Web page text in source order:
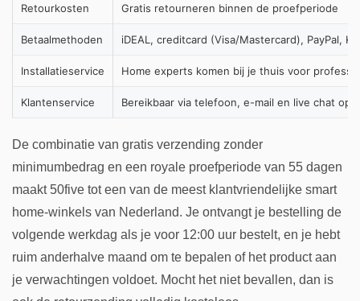
Retourkosten Gratis retourneren binnen de proefperiode
Betaalmethoden iDEAL, creditcard (Visa/Mastercard), PayPal,
Installatieservice Home experts komen bij je thuis voor
Klantenservice Bereikbaar via telefoon, e-mail en live chat op
De combinatie van gratis verzending zonder
minimumbedrag en een royale proefperiode van 55 dagen
maakt 50five tot een van de meest klantvriendelijke smart
home-winkels van Nederland. Je ontvangt je bestelling de
volgende werkdag als je voor 12:00 uur bestelt, en je hebt
ruim anderhalve maand om te bepalen of het product aan
je verwachtingen voldoet. Mocht het niet bevallen, dan is